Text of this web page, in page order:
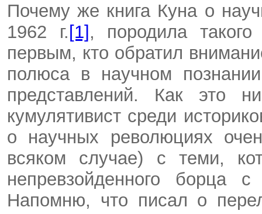
Почему же книга Куна о
1962 г. [1] , породила
первым, кто обратил
полюса в научном
представлений. Как это
кумулятивист среди
о научных революциях
всяком случае) с теми,
непревзойденного борца
Напомню, что писал о